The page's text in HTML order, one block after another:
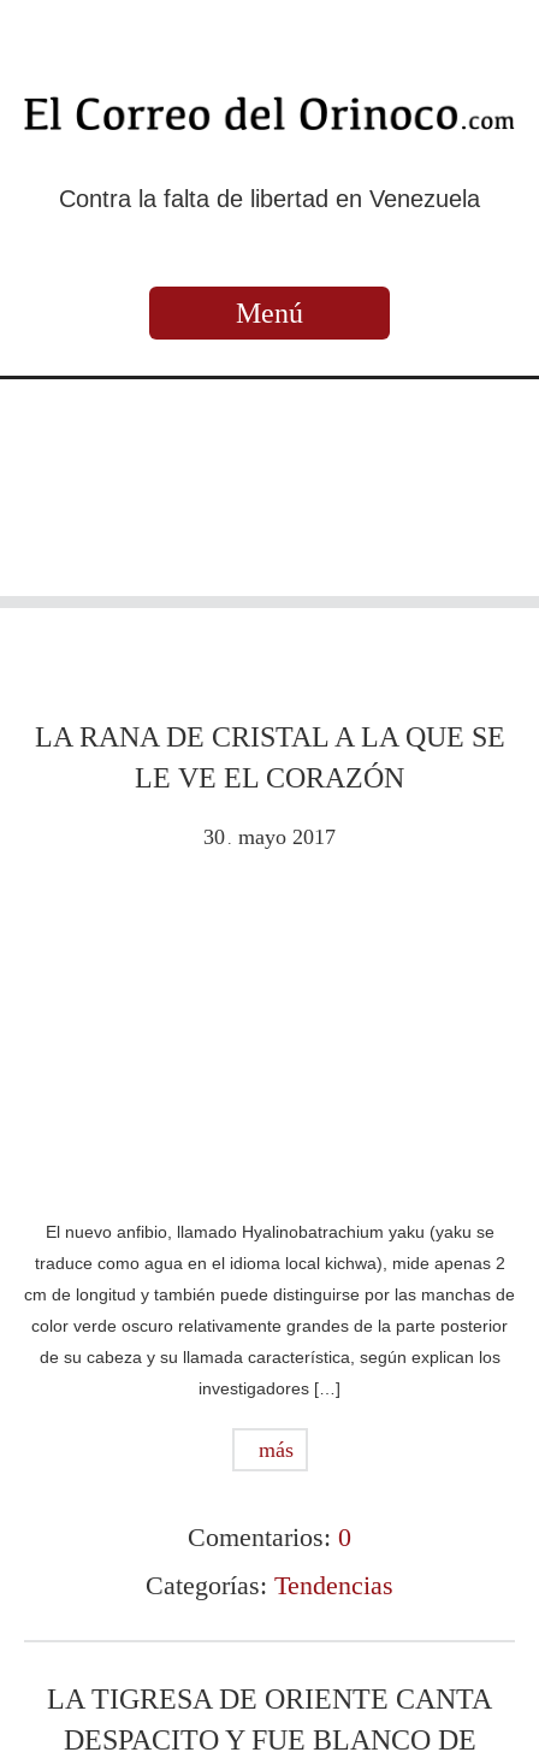
Contra la falta de libertad en Venezuela
Menú
LA RANA DE CRISTAL A LA QUE SE
LE VE EL CORAZÓN
30 . mayo 2017
El nuevo anfibio, llamado Hyalinobatrachium yaku (yaku se
traduce como agua en el idioma local kichwa), mide apenas 2
cm de longitud y también puede distinguirse por las manchas de
color verde oscuro relativamente grandes de la parte posterior
de su cabeza y su llamada característica, según explican los
investigadores […]
más
Comentarios: 0
Categorías: Tendencias
LA TIGRESA DE ORIENTE CANTA
DESPACITO Y FUE BLANCO DE